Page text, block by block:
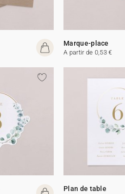
Marque-place
A partir de 0,53 €
Plan de table